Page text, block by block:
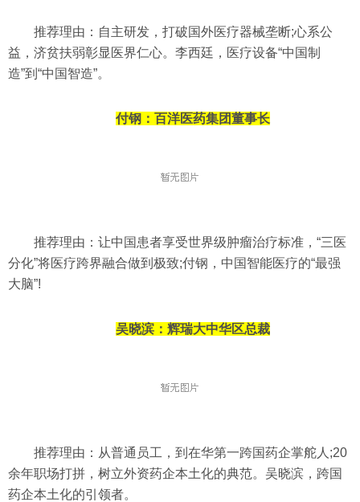
推荐理由：自主研发，打破国外医疗器械垄断;心系公
益，济贫扶弱彰显医界仁心。李西廷，医疗设备“中国制
造”到“中国智造”。
付钢： 百洋医药集团董事长
推荐理由：让中国患者享受世界级肿瘤治疗标准，“三医
分化”将医疗跨界融合做到极致;付钢，中国智能医疗的“最强
大脑”!
吴晓滨： 辉瑞大中华区总裁
推荐理由：从普通员工，到在华第一跨国药企掌舵人;20
余年职场打拼，树立外资药企本土化的典范。吴晓滨，跨国
药企本土化的引领者。